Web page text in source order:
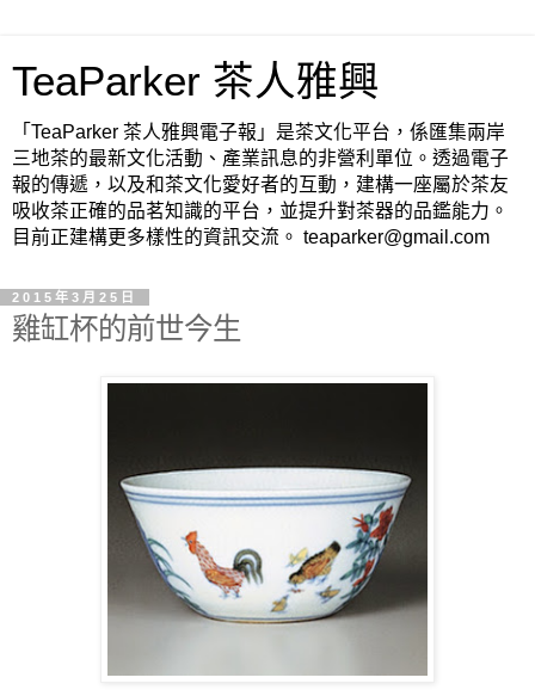
TeaParker 茶人雅興
「TeaParker 茶人雅興電子報」是茶文化平台，係匯集兩岸
三地茶的最新文化活動、產業訊息的非營利單位。透過電子
報的傳遞，以及和茶文化愛好者的互動，建構一座屬於茶友
吸收茶正確的品茗知識的平台，並提升對茶器的品鑑能力。
目前正建構更多樣性的資訊交流。 teaparker@gmail.com
2015年3月25日
雞缸杯的前世今生